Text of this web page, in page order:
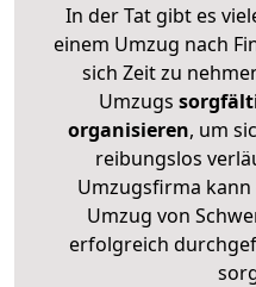
In der Tat gibt es
einem Umzug nach
sich Zeit zu
Umzugs
organisieren, um
reibungslos
Umzugsfirma
Umzug von
erfolgreich